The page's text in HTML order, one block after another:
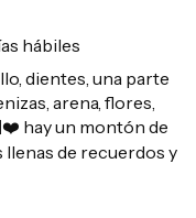
hábiles
dientes, una parte
arena, flores,
hay un montón de
de recuerdos y